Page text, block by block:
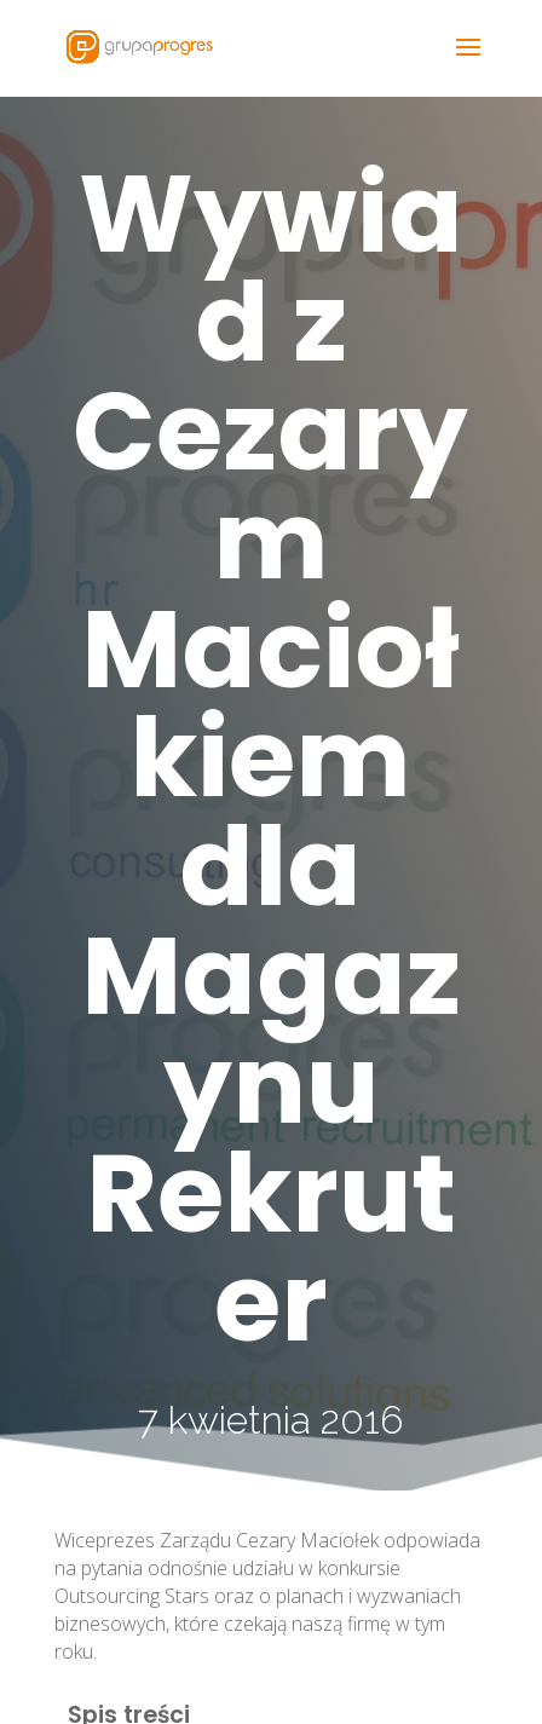
Wywia
d z
Cezary
m
Macioł
kiem
dla
Magaz
ynu
Rekrut
er
7 kwietnia 2016
Wiceprezes Zarządu Cezary Maciołek odpowiada
na pytania odnośnie udziału w konkursie
Outsourcing Stars oraz o planach i wyzwaniach
biznesowych, które czekają naszą firmę w tym
roku.
Spis treści